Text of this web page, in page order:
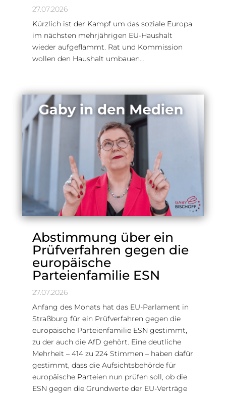
27.07.2026
Kürzlich ist der Kampf um das soziale Europa
im nächsten mehrjährigen EU-Haushalt
wieder aufgeflammt. Rat und Kommission
wollen den Haushalt umbauen…
Abstimmung über ein
Prüfverfahren gegen die
europäische
Parteienfamilie ESN
27.07.2026
Anfang des Monats hat das EU-Parlament in
Straßburg für ein Prüfverfahren gegen die
europäische Parteienfamilie ESN gestimmt,
zu der auch die AfD gehört. Eine deutliche
Mehrheit – 414 zu 224 Stimmen – haben dafür
gestimmt, dass die Aufsichtsbehörde für
europäische Parteien nun prüfen soll, ob die
ESN gegen die Grundwerte der EU-Verträge